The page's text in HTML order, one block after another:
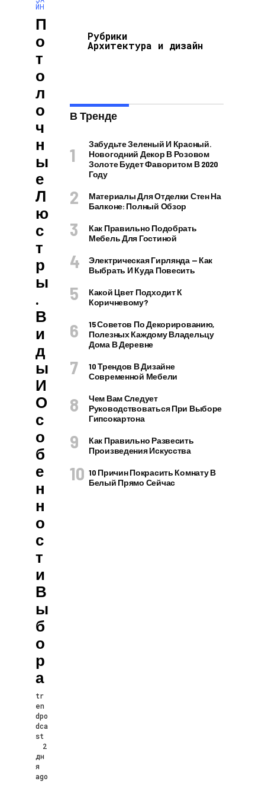
ЙН
П
О
Т
О
Л
О
Ч
Н
Ы
Е
Л
Ю
С
Т
Р
Ы
.
В
И
Д
Ы
И
О
С
О
Б
Е
Н
Н
О
С
Т
И
В
Ы
Б
О
Р
А
tr
en
dpo
dca
st
2
дн
я
ago
Рубрики
Архитектура и дизайн
В Тренде
Забудьте Зеленый И Красный.
Новогодний Декор В Розовом
Золоте Будет Фаворитом В 2020
Году
Материалы Для Отделки Стен На
Балконе: Полный Обзор
Как Правильно Подобрать
Мебель Для Гостиной
Электрическая Гирлянда — Как
Выбрать И Куда Повесить
Какой Цвет Подходит К
Коричневому?
15 Советов По Декорированию,
Полезных Каждому Владельцу
Дома В Деревне
10 Трендов В Дизайне
Современной Мебели
Чем Вам Следует
Руководствоваться При Выборе
Гипсокартона
Как Правильно Развесить
Произведения Искусства
10 Причин Покрасить Комнату В
Белый Прямо Сейчас